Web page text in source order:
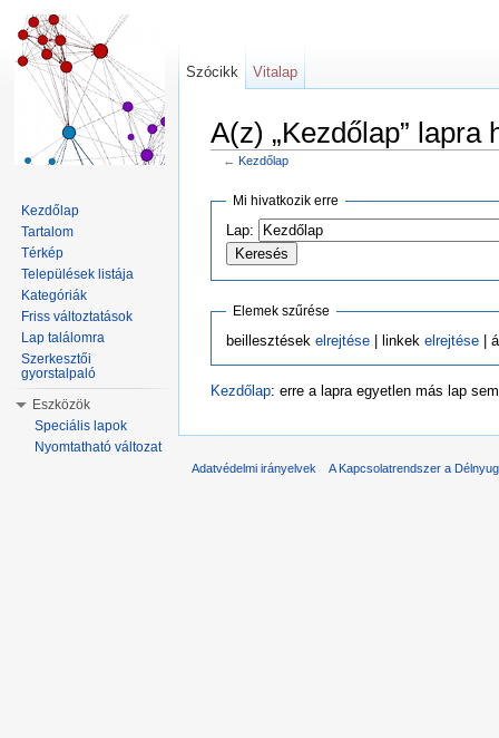
A(z) „Kezdőlap” lapra
← Kezdőlap
Mi hivatkozik erre
Lap:
Elemek szűrése
beillesztések elrejtése| linkek elrejtése|
Kezdőlap: erre a lapra egyetlen más lap
Szócikk Vitalap
Kezdőlap
Tartalom
Térkép
Települések listája
Kategóriák
Friss változtatások
Lap találomra
Szerkesztői
gyorstalpaló
Eszközök
Speciális lapok
Nyomtatható változat
Adatvédelmi irányelvek A Kapcsolatrendszer a